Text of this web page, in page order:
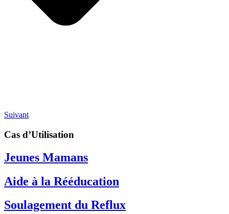
Suivant
Cas d’Utilisation​
Jeunes Mamans
Aide à la Rééducation
Soulagement du Reflux